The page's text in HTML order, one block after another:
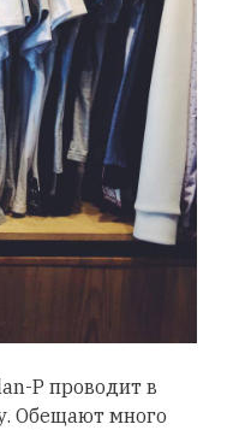
P проводит в
Обещают много